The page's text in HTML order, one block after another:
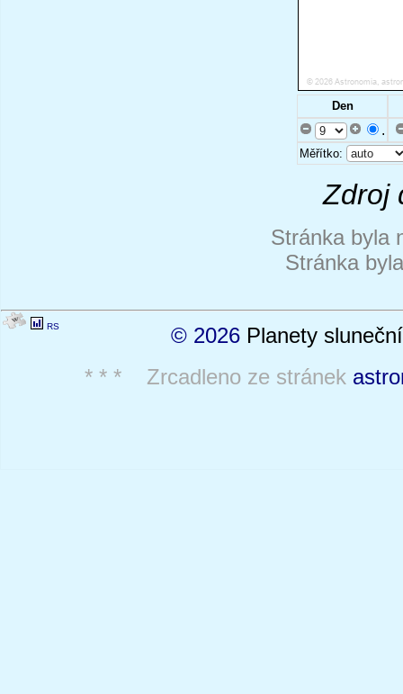
Den
.
Měřítko:
Zdroj
Stránka byla
Stránka
RS © 2026 Planety
* * * Zrcadleno ze stránek